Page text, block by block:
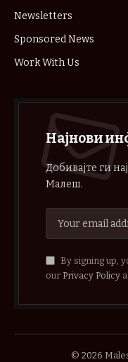
Newsletters
Sponsored News
Work With Us
Најнови
Добивајте ги
Малеш.
By signing up,
our Privacy Policy
© 2026